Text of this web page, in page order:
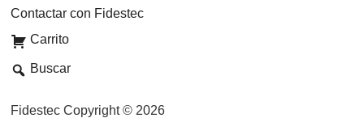
Contactar con Fidestec
Carrito
Buscar
Fidestec Copyright © 2026